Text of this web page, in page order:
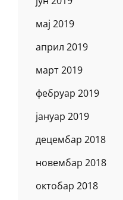
мај 2019
април 2019
март 2019
фебруар 2019
јануар 2019
децембар 2018
новембар 2018
октобар 2018